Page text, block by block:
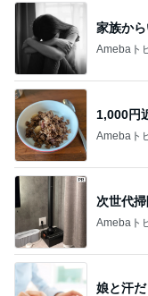
家族か
Amebaト
1,000円
Amebaト
次世代
Amebaト
娘と汗